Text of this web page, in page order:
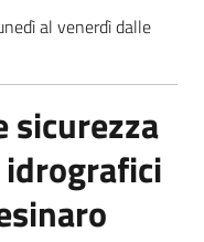
al venerdì dalle